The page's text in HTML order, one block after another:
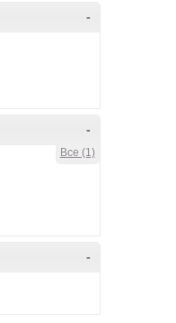
-
-
Все (1)
-